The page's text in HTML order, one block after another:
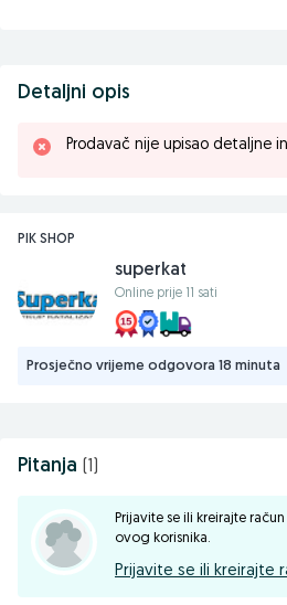
Detaljni opis
Prodavač nije upisao detaljne
PIK SHOP
superkat
Online prije 11 sati
Prosječno vrijeme odgovora 18 minuta
Pitanja
Prijavite se ili kreirajte
ovog korisnika.
Prijavite se ili kreirajte